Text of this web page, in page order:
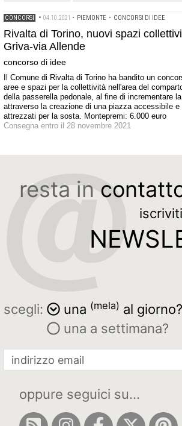
CONCORSI • 04.10.2021 • PIEMONTE • CONCORSI DI IDEE
Rivalta di Torino, nuovi spazi
Griva-via Allende
concorso di idee
Il Comune di Rivalta di Torino ha bandito un
aree e spazi per la collettività nell'area del
della passerella pedonale, al fine di incrementare
attraverso la creazione di una piazza accessibile
attrezzati per la sosta. Montepremi: 6.000 euro
Consegna entro il 28 novembre 2021
resta in
iscriviti
scegli: una (mela) al giorno?
una a settimana?
oppure seguici su...